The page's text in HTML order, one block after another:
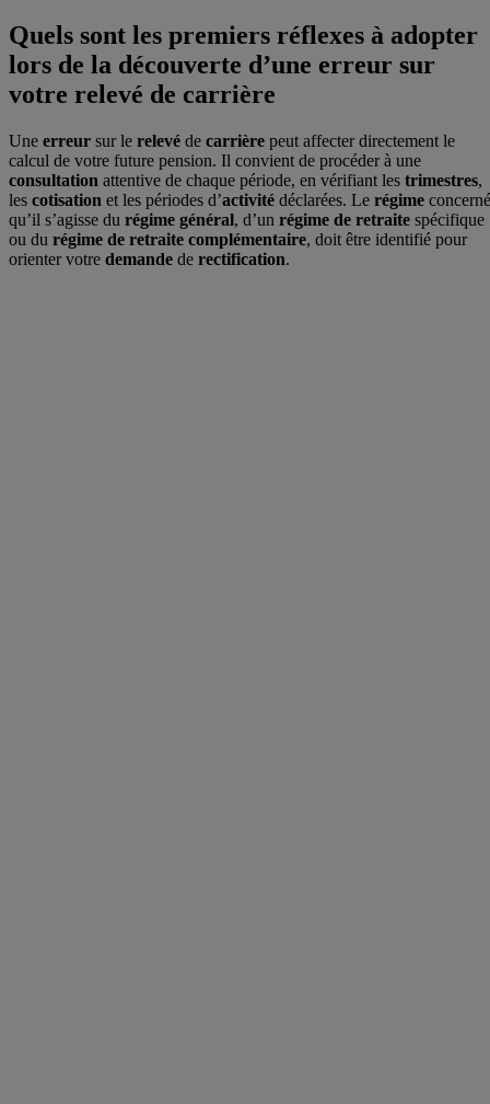
Quels sont les premiers réflexes à adopter
lors de la découverte d’une erreur sur
votre relevé de carrière
Une erreur sur le relevé de carrière peut affecter directement le
calcul de votre future pension. Il convient de procéder à une
consultation attentive de chaque période, en vérifiant les trimestres,
les cotisation et les périodes d’activité déclarées. Le régime
qu’il s’agisse du régime général, d’un régime de retraite spécifique
ou du régime de retraite complémentaire, doit être identifié pour
orienter votre demande de rectification.